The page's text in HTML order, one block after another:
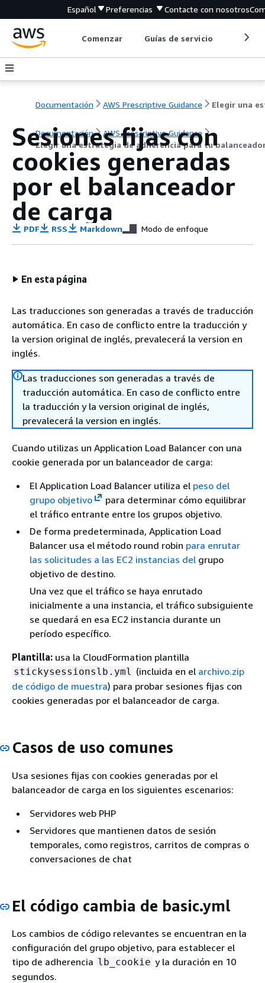
Español Preferencias Contacte con nosotros
Comenzar Guías de servicio
Documentación AWS Prescriptive Guidance
Documentación
AWS Prescriptive Guidance
Elegir una estrategia de adherencia para tu
Sesiones fijas con
cookies generadas
por el balanceador
de carga
PDF RSS Markdown Modo de enfoque
En esta página
Las traducciones son generadas a través de traducción
automática. En caso de conflicto entre la traducción y
la version original de inglés, prevalecerá la version en
inglés.
Las traducciones son generadas a través de
traducción automática. En caso de conflicto entre
la traducción y la version original de inglés,
prevalecerá la version en inglés.
Cuando utilizas un Application Load Balancer con una
cookie generada por un balanceador de carga:
El Application Load Balancer utiliza el peso del
grupo objetivo
para determinar cómo equilibrar
el tráfico entrante entre los grupos objetivo.
De forma predeterminada, Application Load
Balancer usa el método round robin para enrutar
las solicitudes a las EC2 instancias del grupo
objetivo de destino.
Una vez que el tráfico se haya enrutado
inicialmente a una instancia, el tráfico subsiguiente
se quedará en esa EC2 instancia durante un
período específico.
Plantilla: usa la CloudFormation plantilla
stickysessionslb.yml (incluida en el archivo.zip
de código de muestra) para probar sesiones fijas con
cookies generadas por el balanceador de carga.
Casos de uso comunes
Usa sesiones fijas con cookies generadas por el
balanceador de carga en los siguientes escenarios:
Servidores web PHP
Servidores que mantienen datos de sesión
temporales, como registros, carritos de compras o
conversaciones de chat
El código cambia de basic.yml
Los cambios de código relevantes se encuentran en la
configuración del grupo objetivo, para establecer el
tipo de adherencia lb_cookie y la duración en 10
segundos.